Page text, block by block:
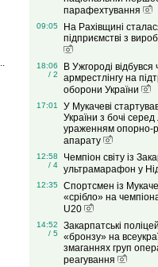
парафехтування
09:05
На Рахівщині
підприємстві з
18:06
/ 2
В Ужгороді відбувся
армрестлінгу на
оборони України
17:01
У Мукачеві
України з бочі
ураженням опорно-
апарату
12:58
/ 4
Чемпіон світу із
ультрамарафон у
12:35
Спортсмен із
«срібло» на
U20
14:52
/ 5
Закарпатські
«бронзу» на
змаганнях груп
реагування